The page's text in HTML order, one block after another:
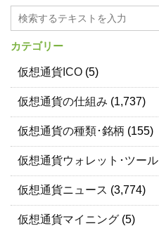
カテゴリー
仮想通貨ICO (5)
仮想通貨の仕組み (1,737)
仮想通貨の種類･銘柄 (155)
仮想通貨ウォレット･ツール
仮想通貨ニュース (3,774)
仮想通貨マイニング (5)